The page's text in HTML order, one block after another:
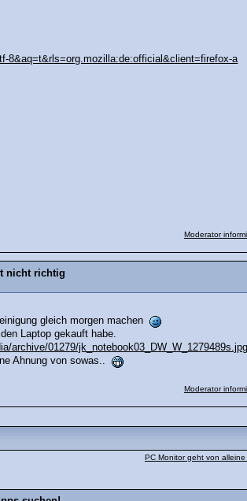
8&aq=t&rls=org.mozilla:de:official&client=firefox-a
Moderator
nicht richtig
gleich morgen machen
Laptop gekauft habe.
archive/01279/jk_notebook03_DW_W_1279489s.jpg
Ahnung von sowas..
Moderator
PC Monitor geht von alleine